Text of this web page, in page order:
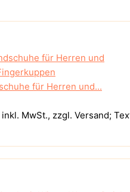
für Herren und...
MwSt., zzgl. Versand;